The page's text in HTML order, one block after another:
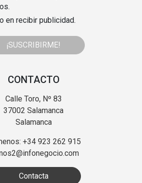
en recibir publicidad.
¡SUSCRIBIRME!
CONTACTO
Calle Toro, Nº 83
37002 Salamanca
Salamanca
+34 923 262 915
Contacta